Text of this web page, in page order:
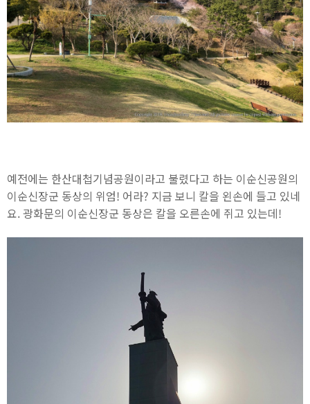
예전에는 한산대첩기념공원이라고 불렸다고 하는 이순신공원의
이순신장군 동상의 위엄! 어라? 지금 보니 칼을 왼손에 들고 있네
요. 광화문의 이순신장군 동상은 칼을 오른손에 쥐고 있는데!